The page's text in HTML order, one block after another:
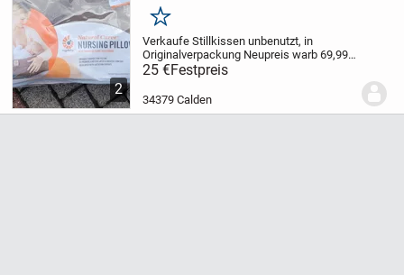
2
Merken
Verkaufe Stillkissen unbenutzt, in
Originalverpackung Neupreis warb 69,99
Eurokann gerne jederzeit abgeholt
25 €Festpreis
34379 Calden